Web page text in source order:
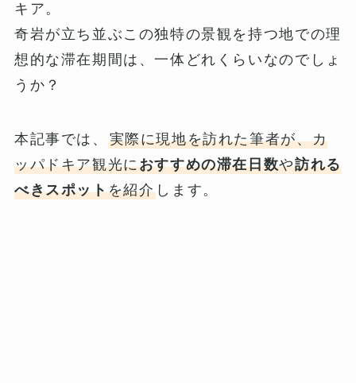
キア。
奇岩が立ち並ぶこの独特の景観を持つ地での理
想的な滞在期間は、一体どれくらいなのでしょ
うか？
本記事では、 実際に現地を訪れた筆者が、カ
ッパドキア観光におすすめの滞在日数や訪れる
べきスポットを紹介 します。